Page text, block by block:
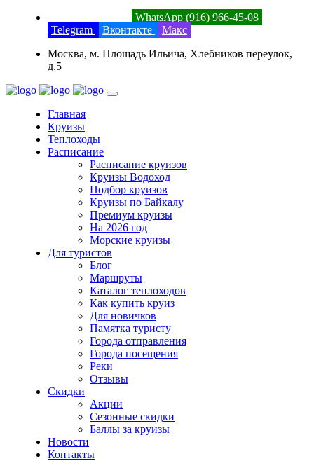
WhatsApp (916) 966-45-08
Telegram
Вконтакте
Макс
Москва, м. Площадь Ильича, Хлебников переулок,
д.5
Главная
Круизы
Теплоходы
Расписание
Расписание круизов
Круизы Водоход
Подбор круизов
Круизы по Байкалу
Премиум круизы
На 2026 год
Морские круизы
Для туристов
Блог
Маршруты
Каталог теплоходов
Как купить круиз
Для новичков
Памятка туристу
Города отправления
Города посещения
Реки
Отзывы
Скидки
Акции
Сезонные скидки
Баллы за круизы
Новости
Контакты